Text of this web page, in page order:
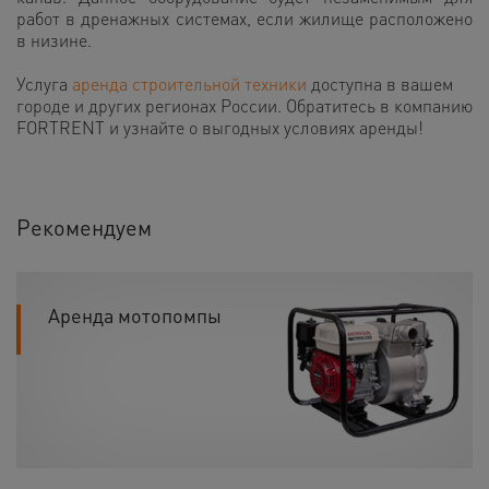
работ в дренажных системах, если жилище расположено
в низине.
Услуга аренда строительной техники доступна в вашем
городе и других регионах России. Обратитесь в компанию
FORTRENT и узнайте о выгодных условиях аренды!
Рекомендуем
Аренда мотопомпы